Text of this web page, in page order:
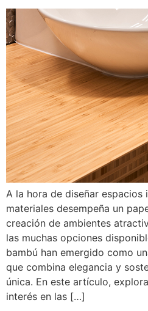
A la hora de diseñar espacios
materiales desempeña un
creación de ambientes
las muchas opciones
bambú han emergido como
que combina elegancia y
única. En este artículo,
interés en las […]